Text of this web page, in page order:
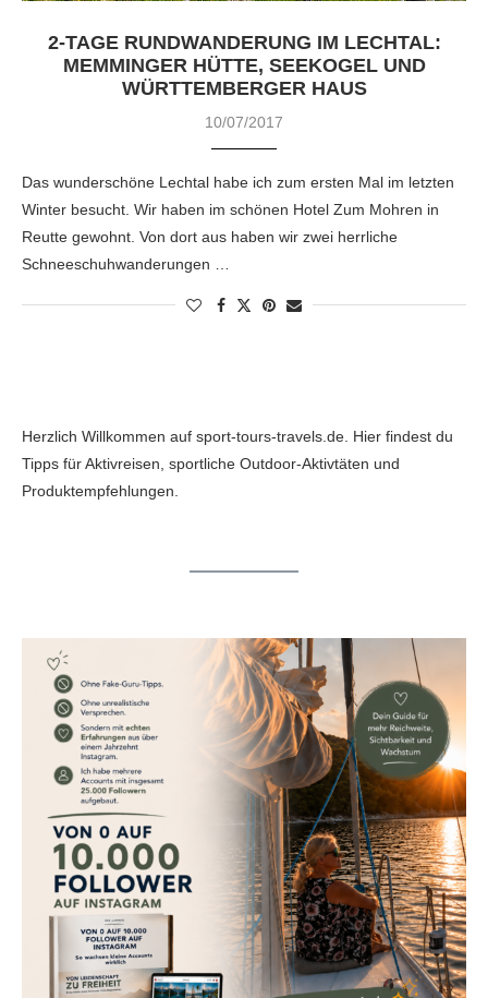
2-TAGE RUNDWANDERUNG IM LECHTAL:
MEMMINGER HÜTTE, SEEKOGEL UND
WÜRTTEMBERGER HAUS
10/07/2017
Das wunderschöne Lechtal habe ich zum ersten Mal im letzten
Winter besucht. Wir haben im schönen Hotel Zum Mohren in
Reutte gewohnt. Von dort aus haben wir zwei herrliche
Schneeschuhwanderungen …
Herzlich Willkommen auf sport-tours-travels.de. Hier findest du
Tipps für Aktivreisen, sportliche Outdoor-Aktivtäten und
Produktempfehlungen.